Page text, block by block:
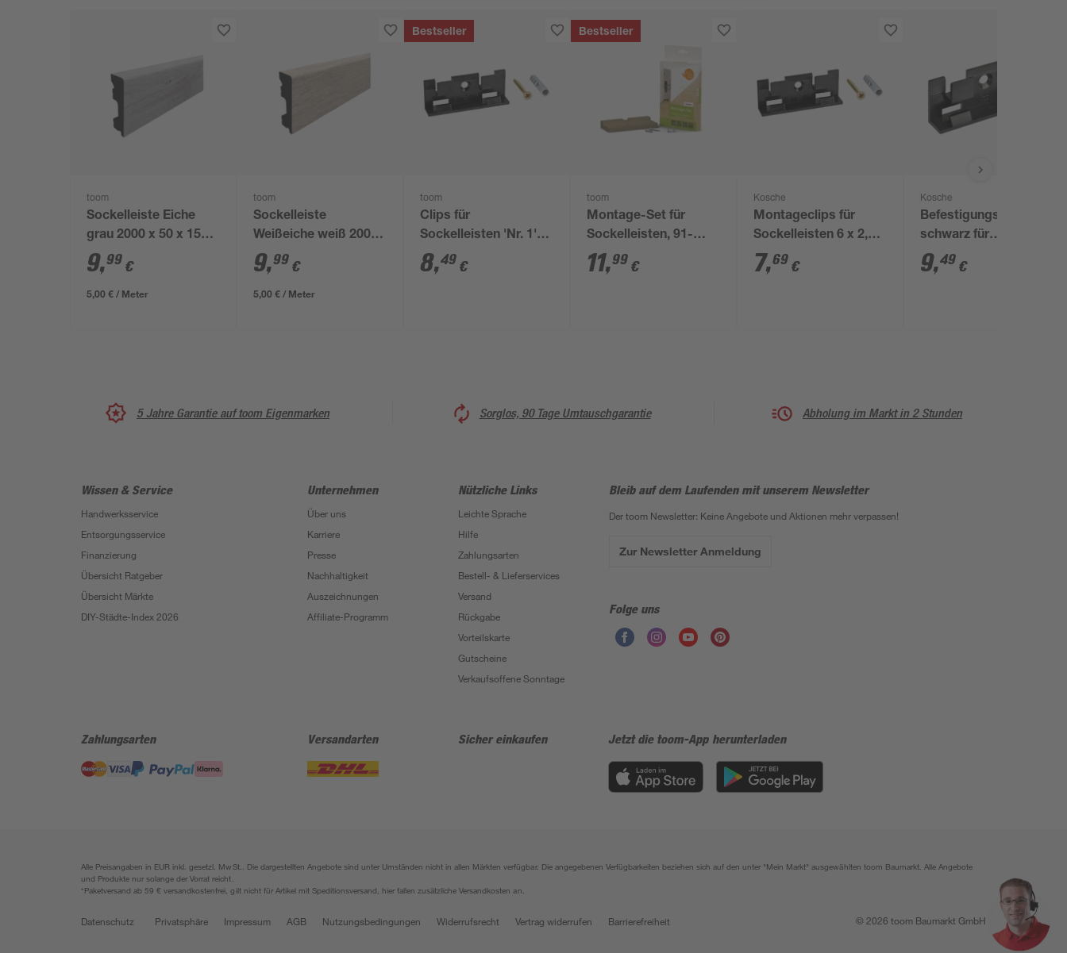
toom
Sockelleiste Eiche
grau 2000 x 50 x 15
mm
9,99 €
5,00 € / Meter
toom
Sockelleiste
Weißeiche weiß 2000
x 50 x 15 mm
9,99 €
5,00 € / Meter
Bestseller
toom
Clips für
Sockelleisten 'Nr. 1'
schwarz, 20 Stück
8,49 €
Bestseller
toom
Montage-Set für
Sockelleisten, 91-
teilig
11,99 €
Kosche
Montageclips für
Sockelleisten 6 x 2,1
cm, 20 Stück
7,69 €
Kosche
Befestigungsclip
schwarz für
Sockelleisten
9,49 €
5 Jahre Garantie auf toom Eigenmarken Sorglos, 90 Tage Umtauschgarantie Abholung im Markt in 2 Stunden
Wissen & Service
Handwerksservice
Entsorgungsservice
Finanzierung
Übersicht Ratgeber
Übersicht Märkte
DIY-Städte-Index 2026
Unternehmen
Über uns
Karriere
Presse
Nachhaltigkeit
Auszeichnungen
Affiliate-Programm
Nützliche Links
Leichte Sprache
Hilfe
Zahlungsarten
Bestell- & Lieferservices
Versand
Rückgabe
Vorteilskarte
Gutscheine
Verkaufsoffene Sonntage
Bleib auf dem Laufenden mit unserem Newsletter
Der toom Newsletter: Keine Angebote und Aktionen mehr verpassen!
Zur Newsletter Anmeldung
Folge uns
Zahlungsarten Versandarten Sicher einkaufen Jetzt die toom-App herunterladen
Alle Preisangaben in EUR inkl. gesetzl. MwSt.. Die dargestellten Angebote sind unter Umständen nicht in allen Märkten verfügbar. Die angegebenen Verfügbarkeiten beziehen sich auf den unter "Mein Markt" ausgewählten toom Baumarkt. Alle Angebote
und Produkte nur solange der Vorrat reicht.
*Paketversand ab 59 € versandkostenfrei, gilt nicht für Artikel mit Speditionsversand, hier fallen zusätzliche Versandkosten an.
Datenschutz Privatsphäre Impressum AGB Nutzungsbedingungen Widerrufsrecht Vertrag widerrufen Barrierefreiheit © 2026 toom Baumarkt GmbH